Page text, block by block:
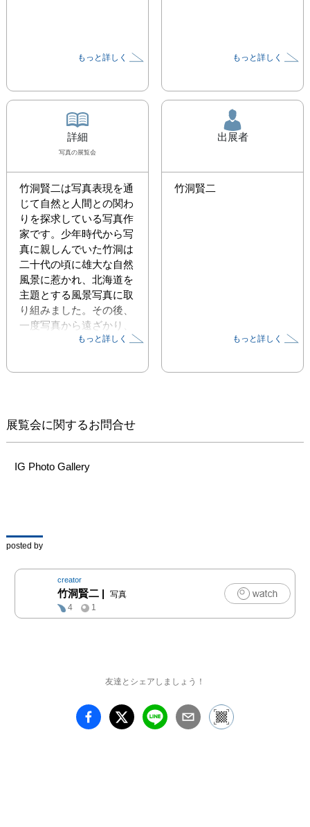
もっと詳しく もっと詳しく
詳細
写真の展覧会
竹洞賢二は写真表現を通
じて自然と人間との関わ
りを探求している写真作
家です。少年時代から写
真に親しんでいた竹洞は
二十代の頃に雄大な自然
風景に惹かれ、北海道を
主題とする風景写真に取
り組みました。その後、
一度写真から遠ざかり、
2010年代に入って再びカ
観察指導員の講義を受講
「知る」ことへの興味が
生まれ、新たに写真を表
ことを考え始め、現在の
物は、木の葉は緑、季節
によっては紅葉、幹や枝
は茶色で、花は色とりど
りといったステレオタイ
プなものです。しかし、
実際に眼を凝らせば、自
いることに気づきます。
Colors」と名付けている
のは、そのように私たち
もっと詳しく
出展者
竹洞賢二
もっと詳しく
展覧会に関するお問合せ
IG Photo Gallery
posted by
creator
竹洞賢二 |
写真
4
1
友達とシェアしましょう！